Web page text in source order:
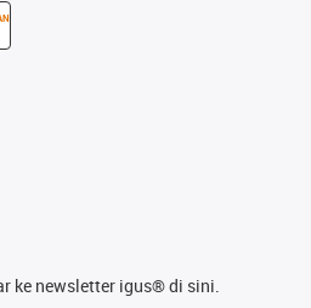
ke newsletter igus® di sini.